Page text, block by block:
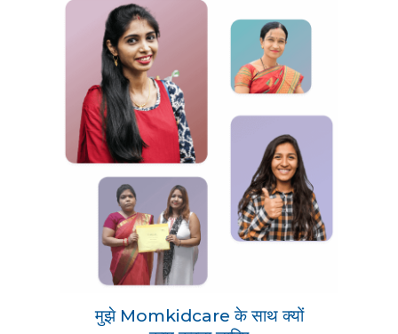
मुझे Momkidcare के साथ क्यों